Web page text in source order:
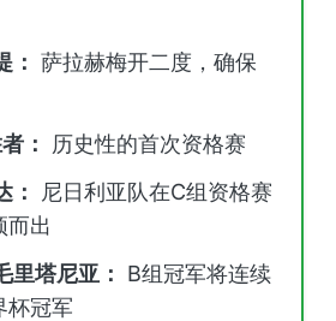
： 萨拉赫梅开二度，确保
：
历史性的首次资格赛
：
尼日利亚队在C组资格赛
而出
塔尼亚：
B组冠军将连续
杯冠军